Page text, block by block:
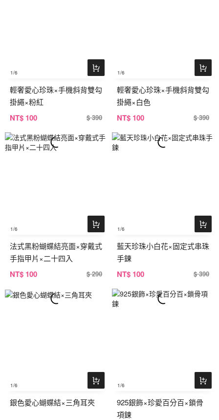
1/6
輕奢愛心珍珠×手機斜背雙勾
掛繩×粉紅
NT$ 100 $ 390
1/6
輕奢愛心珍珠×手機斜背雙勾
掛繩×白色
NT$ 100 $ 390
1/6
法式黑粉蝴蝶結亮面×穿戴式
手指甲片×二十四入
NT$ 100 $ 290
1/6
藍天珍珠小白花×固定式串珠
手鍊
NT$ 100 $ 390
1/6
銀色愛心蝴蝶結×三角耳夾
1/6
925銀飾×珍愛百分百×鎖骨
項鍊